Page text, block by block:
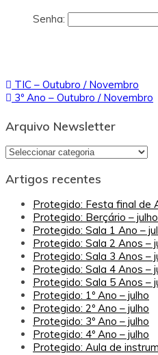
Senha:
Navegação
de
artigos
TIC – Outubro / Novembro
3º Ano – Outubro / Novembro
Arquivo Newsletter
Arquivo
Artigos recentes
Protegido: Festa final de
Protegido: Berçário – julho
Protegido: Sala 1 Ano –
Protegido: Sala 2 Anos –
Protegido: Sala 3 Anos –
Protegido: Sala 4 Anos –
Protegido: Sala 5 Anos –
Protegido: 1º Ano – julho
Protegido: 2º Ano – julho
Protegido: 3º Ano – julho
Protegido: 4º Ano – julho
Protegido: Aula de